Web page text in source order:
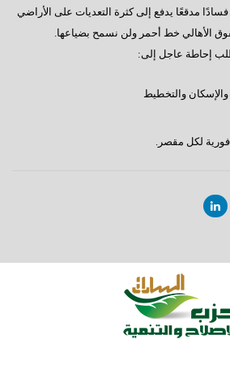
مدقعًا يدفع إلى كثرة التعديات على الأراضي
الأهالي خط أحمر ولن نسمح بضياعها.
إحاطة عاجل إلى:
والإسكان والتخطيط
لكل مقصر.